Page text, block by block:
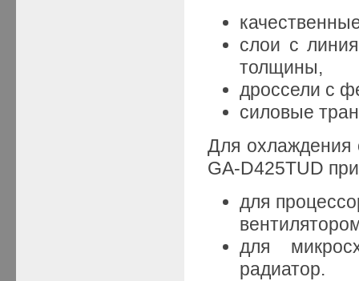
слои с
толщины,
дроссели с
силовые
Для охлаждения
GA-D425TUD
для
для
радиатор.